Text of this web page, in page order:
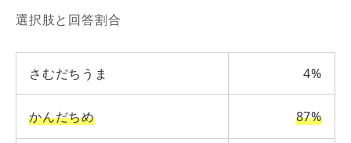
選択肢と回答割合
さむだちうま 4%
かんだちめ 87%